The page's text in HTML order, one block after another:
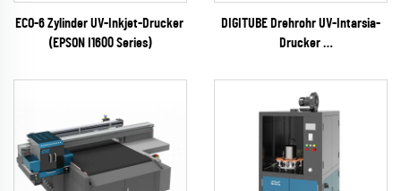
ECO-6 Zylinder UV-Inkjet-Drucker
(EPSON I1600 Series)
DIGITUBE Drehrohr UV-Intarsia-
Drucker